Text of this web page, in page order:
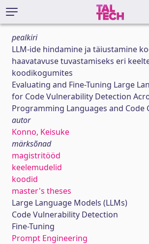
pealkiri
LLM-ide hindamine ja täiustamine
haavatavuse tuvastamiseks eri
koodikogumites
Evaluating and Fine-Tuning Large
for Code Vulnerability Detection
Programming Languages and Code
autor
Konno, Keisuke
märksõnad
magistritööd
keelemudelid
koodid
master's theses
Large Language Models (LLMs)
Code Vulnerability Detection
Fine-Tuning
Prompt Engineering